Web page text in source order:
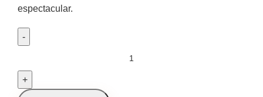
espectacular.